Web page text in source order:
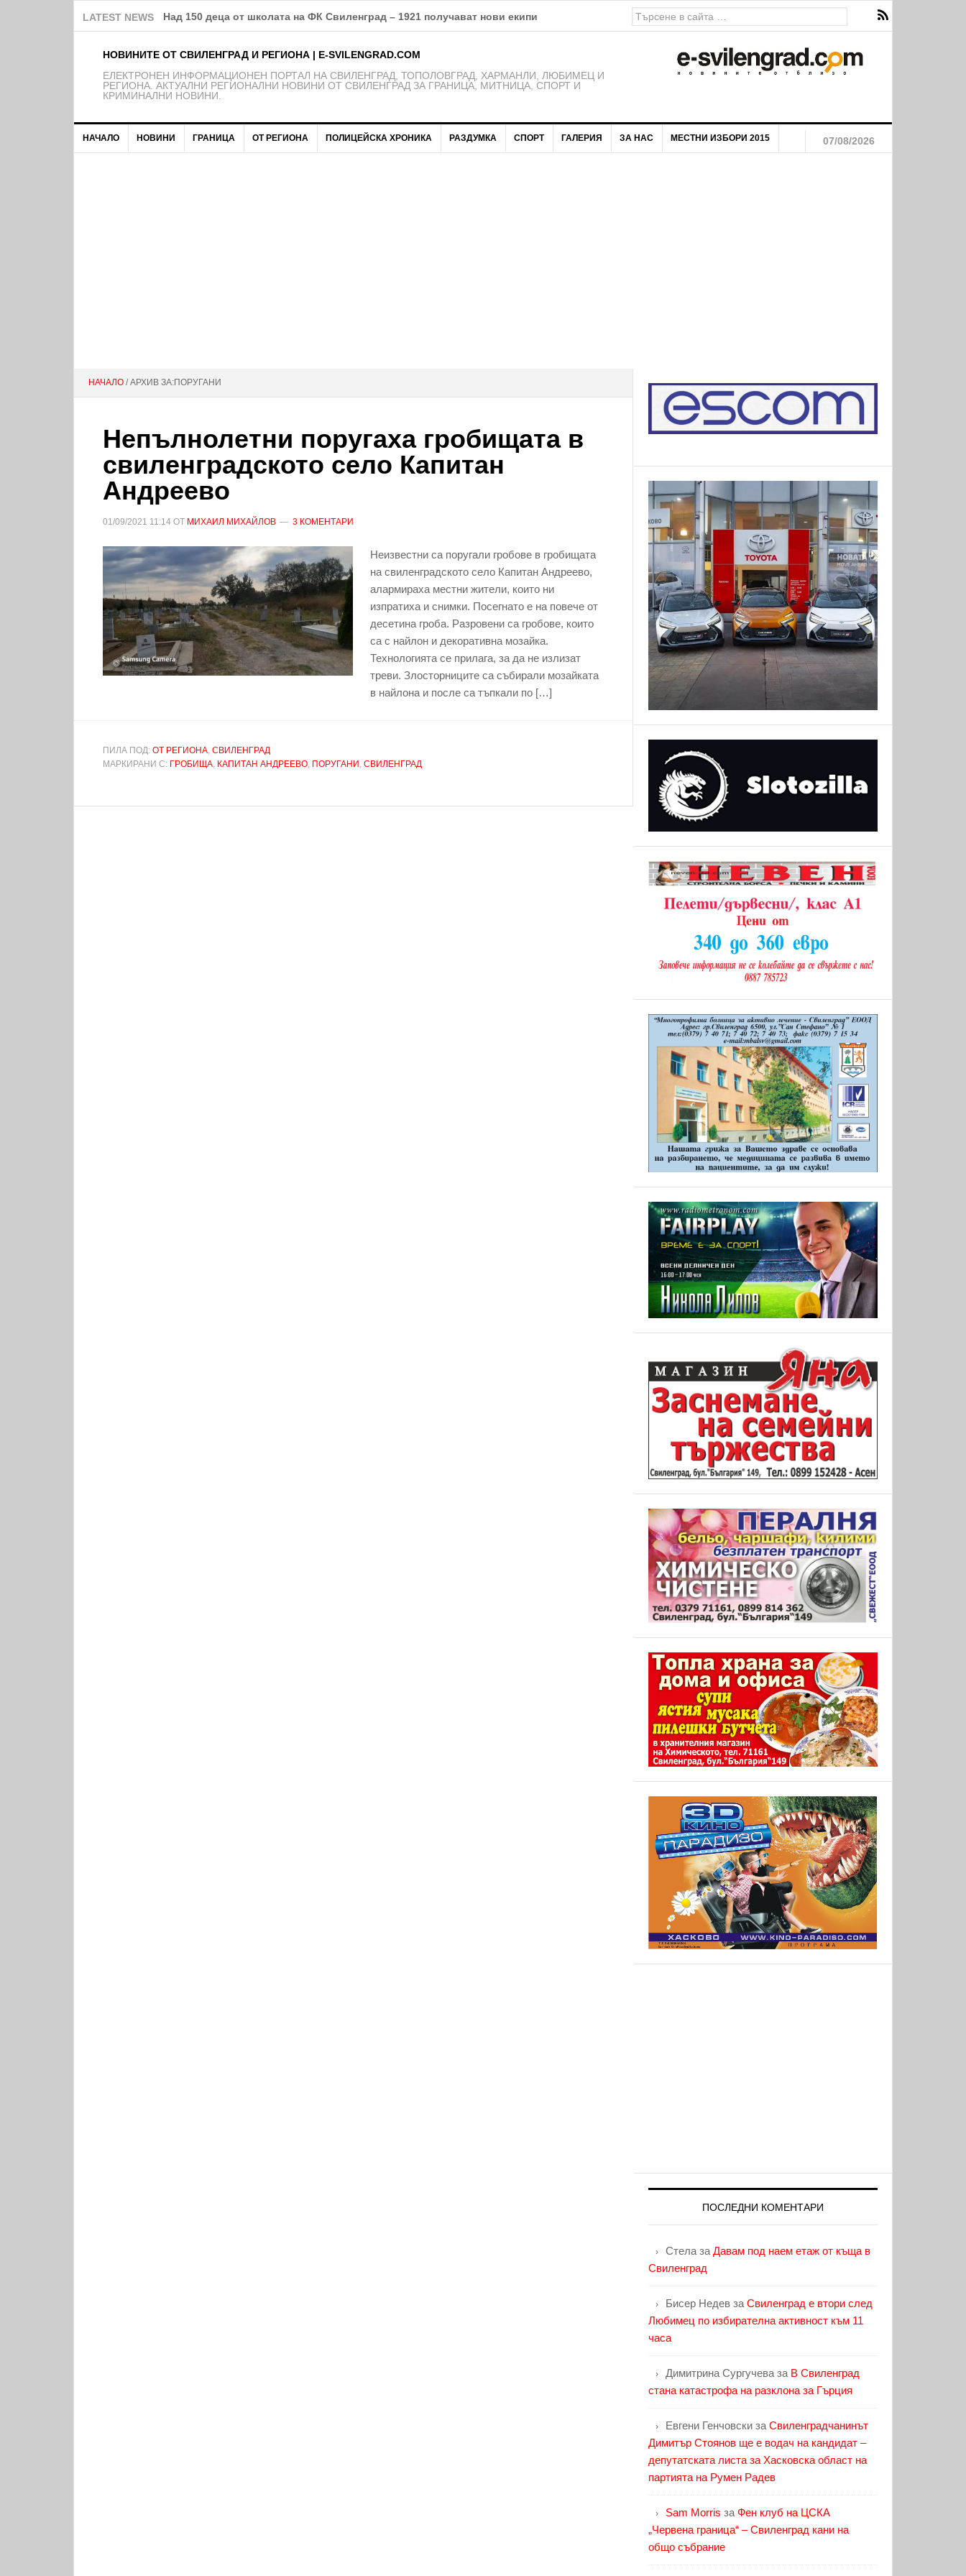
LATEST NEWS Над 150 деца от школата на ФК Свиленград – 1921 получават нови екипи
НОВИНИТЕ ОТ СВИЛЕНГРАД И РЕГИОНА | E-SVILENGRAD.COM
EЛЕКТРОНЕН ИНФОРМАЦИОНЕН ПОРТАЛ НА СВИЛЕНГРАД, ТОПОЛОВГРАД, ХАРМАНЛИ, ЛЮБИМЕЦ И
РЕГИОНА. АКТУАЛНИ РЕГИОНАЛНИ НОВИНИ ОТ СВИЛЕНГРАД ЗА ГРАНИЦА, МИТНИЦА, СПОРТ И
КРИМИНАЛНИ НОВИНИ.
НАЧАЛО НОВИНИ ГРАНИЦА ОТ РЕГИОНА ПОЛИЦЕЙСКА ХРОНИКА РАЗДУМКА СПОРТ ГАЛЕРИЯ ЗА НАС МЕСТНИ ИЗБОРИ 2015 07/08/2026
НАЧАЛО / АРХИВ ЗА:ПОРУГАНИ
Непълнолетни поругаха гробищата в
свиленградското село Капитан
Андреево
01/09/2021 11:14 ОТ МИХАИЛ МИХАЙЛОВ 3 КОМЕНТАРИ
Неизвестни са поругали гробове в гробищата
на свиленградското село Капитан Андреево,
алармираха местни жители, които ни
изпратиха и снимки. Посегнато е на повече от
десетина гроба. Разровени са гробове, които
са с найлон и декоративна мозайка.
Технологията се прилага, за да не излизат
треви. Злосторниците са събирали мозайката
в найлона и после са тъпкали по […]
ПИЛА ПОД: ОТ РЕГИОНА, СВИЛЕНГРАД
МАРКИРАНИ С: ГРОБИЩА, КАПИТАН АНДРЕЕВО, ПОРУГАНИ , СВИЛЕНГРАД
ПОСЛЕДНИ КОМЕНТАРИ
Стела за Давам под наем етаж от къща в
Свиленград
Бисер Недев за Свиленград е втори след
Любимец по избирателна активност към 11
часа
Димитрина Сургучева за В Свиленград
стана катастрофа на разклона за Гърция
Евгени Генчовски за Свиленградчанинът
Димитър Стоянов ще е водач на кандидат –
депутатската листа за Хасковска област на
партията на Румен Радев
Sam Morris за Фен клуб на ЦСКА
„Червена граница“ – Свиленград кани на
общо събрание